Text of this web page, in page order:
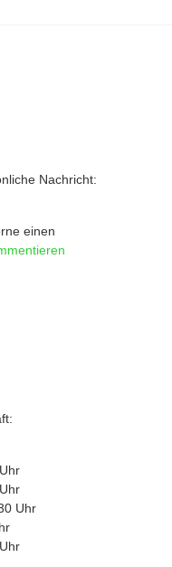
Nachricht:
einen
Uhr